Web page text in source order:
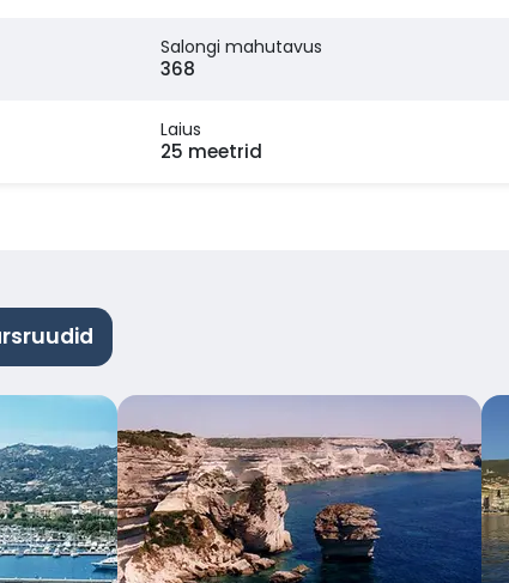
Salongi mahutavus
368
Laius
25 meetrid